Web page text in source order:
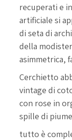
recuperati e
artificiale si
di seta di
della
asimmetrica,
Cerchietto
vintage di
con rose in
spille di
tutto è